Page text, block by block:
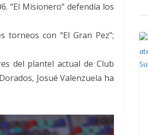
“El Misionero” defendía los
con “El Gran Pez”;
del plantel actual de Club
Josué Valenzuela ha